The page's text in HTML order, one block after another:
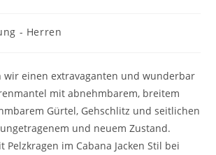
- Herren
wir einen extravaganten und wunderbar
mit abnehmbarem, breitem
Gürtel, Gehschlitz und seitlichen
und neuem Zustand.
Pelzkragen im Cabana Jacken Stil bei